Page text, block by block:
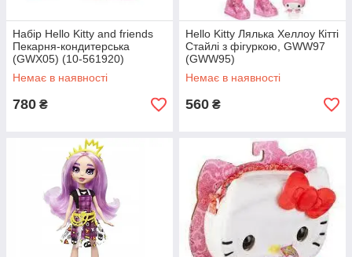
Набір Hello Kitty and friends
Пекарня-кондитерська
(GWX05) (10-561920)
Немає в наявності
780 ₴
Hello Kitty Лялька Хеллоу Кітті
Стайлі з фігуркою, GWW97
(GWW95)
Немає в наявності
560 ₴